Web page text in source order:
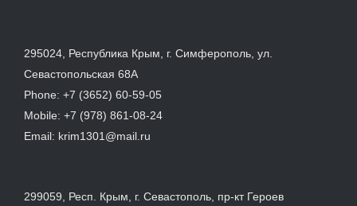
295024, Республика Крым, г. Симферополь, ул.
Севастопольская 68А
Phone: +7 (3652) 60-59-05
Mobile: +7 (978) 861-08-24
Email: krim1301@mail.ru
299059, Респ. Крым, г. Севастополь, пр-кт Героев